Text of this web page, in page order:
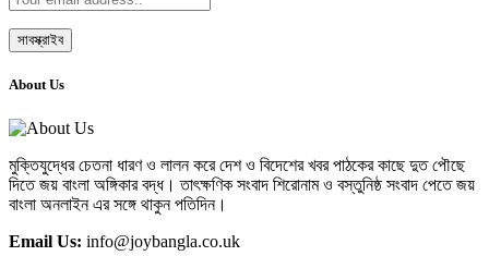
About Us
মুক্তিযুদ্ধের চেতনা ধারণ ও লালন করে দেশ ও বিদেশের খবর পাঠকের কাছে দুত পৌছে
দিতে জয় বাংলা অঙ্গিকার বদ্ধ। তাৎক্ষণিক সংবাদ শিরোনাম ও বস্তুনিষ্ঠ সংবাদ পেতে জয়
বাংলা অনলাইন এর সঙ্গে থাকুন পতিদিন।
Email Us: info@joybangla.co.uk